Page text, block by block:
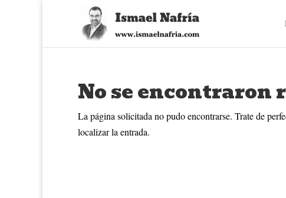
No se encontraron
La página solicitada no pudo encontrarse. Trate de
localizar la entrada.